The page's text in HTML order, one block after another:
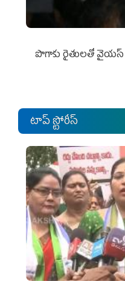
పొగాకు రైతుల‌తో
టాప్ స్టోరీస్